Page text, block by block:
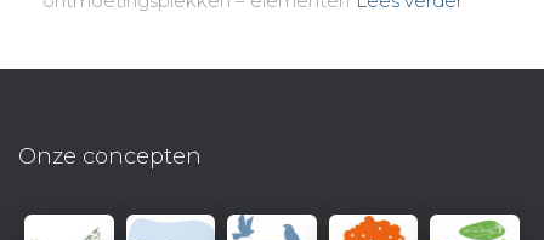
Onze concepten